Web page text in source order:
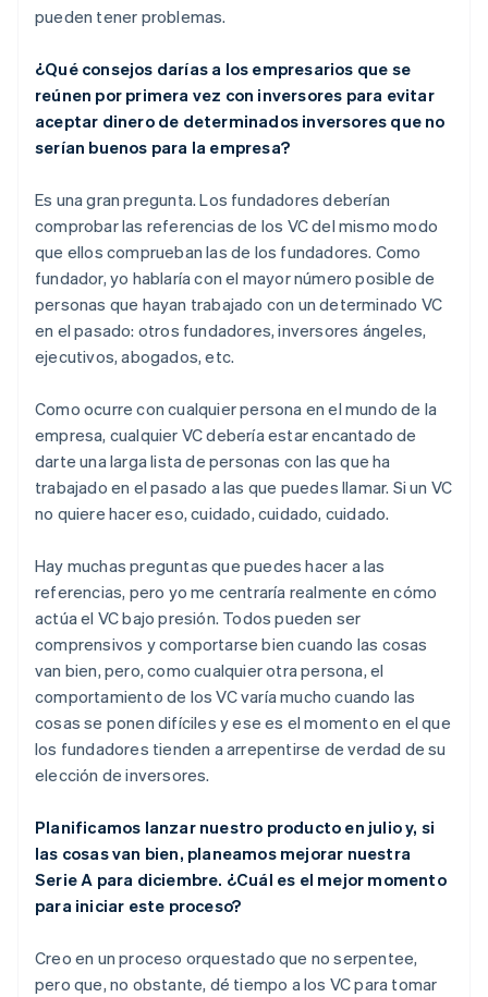
pueden tener problemas.
¿Qué consejos darías a los empresarios que se
reúnen por primera vez con inversores para evitar
aceptar dinero de determinados inversores que no
serían buenos para la empresa?
Es una gran pregunta. Los fundadores deberían
comprobar las referencias de los VC del mismo modo
que ellos comprueban las de los fundadores. Como
fundador, yo hablaría con el mayor número posible de
personas que hayan trabajado con un determinado VC
en el pasado: otros fundadores, inversores ángeles,
ejecutivos, abogados, etc.
Como ocurre con cualquier persona en el mundo de la
empresa, cualquier VC debería estar encantado de
darte una larga lista de personas con las que ha
trabajado en el pasado a las que puedes llamar. Si un VC
no quiere hacer eso, cuidado, cuidado, cuidado.
Hay muchas preguntas que puedes hacer a las
referencias, pero yo me centraría realmente en cómo
actúa el VC bajo presión. Todos pueden ser
comprensivos y comportarse bien cuando las cosas
van bien, pero, como cualquier otra persona, el
comportamiento de los VC varía mucho cuando las
cosas se ponen difíciles y ese es el momento en el que
los fundadores tienden a arrepentirse de verdad de su
elección de inversores.
Planificamos lanzar nuestro producto en julio y, si
las cosas van bien, planeamos mejorar nuestra
Serie A para diciembre. ¿Cuál es el mejor momento
para iniciar este proceso?
Creo en un proceso orquestado que no serpentee,
pero que, no obstante, dé tiempo a los VC para tomar